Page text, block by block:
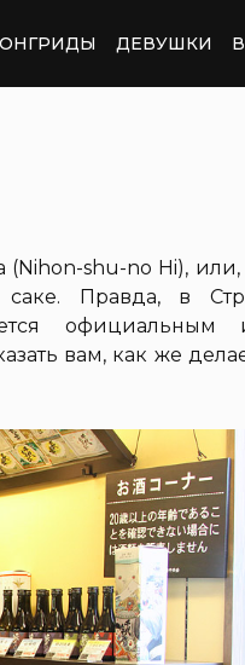
ДЕВУШКИ
shu-no Hi), или,
Правда, в
официальным
вам, как же